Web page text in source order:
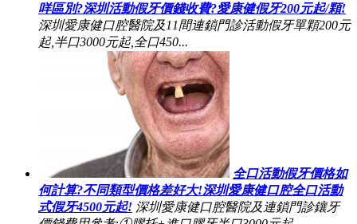
咩區別?深圳活動假牙價錢收費?愛康健假牙200元起/顆!
深圳愛康健口腔醫院及11間連鎖門診活動假牙單顆200元
起,半口3000元起,全口450...
全口活動假牙價格如
何計算?不同類型價格差好大!深圳愛康健口腔全口活動
式假牙4500元起! 深圳愛康健口腔醫院及連鎖門診鑲牙